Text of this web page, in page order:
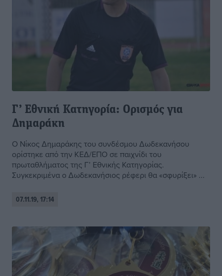
Γ’ Εθνική Κατηγορία: Ορισμός για
Δημαράκη
Ο Νίκος Δημαράκης του συνδέσμου Δωδεκανήσου
ορίστηκε από την ΚΕΔ/ΕΠΟ σε παιχνίδι του
πρωταθλήματος της Γ’ Εθνικής Κατηγορίας.
Συγκεκριμένα ο Δωδεκανήσιος ρέφερι θα «σφυρίξει» ...
07.11.19, 17:14